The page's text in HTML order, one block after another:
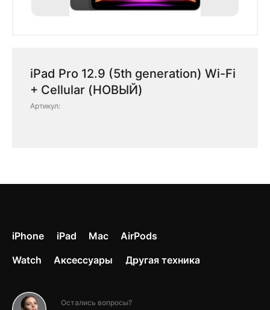
iPad Pro 12.9 (5th generation) Wi-Fi
+ Cellular (НОВЫЙ)
Артикул:
iPhone iPad Mac
AirPods
Watch
Другая техника
Аксессуары
Остались вопросы?